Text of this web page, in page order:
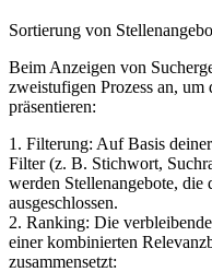
Sortierung von
Beim Anzeigen von
zweistufigen Prozess an, um
präsentieren:
1. Filterung: Auf Basis
Filter (z. B. Stichwort,
werden Stellenangebote,
ausgeschlossen.
2. Ranking: Die
einer kombinierten
zusammensetzt: